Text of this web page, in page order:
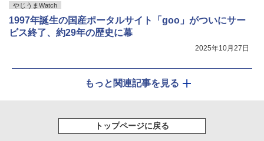
やじうまWatch
1997年誕生の国産ポータルサイト「goo」がついにサー
ビス終了、約29年の歴史に幕
2025年10月27日
もっと関連記事を見る
トップページに戻る